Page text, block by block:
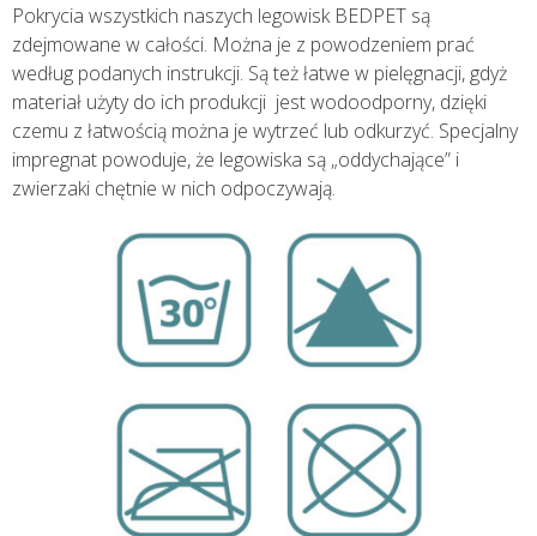
Pokrycia wszystkich naszych legowisk BEDPET są
zdejmowane w całości. Można je z powodzeniem prać
według podanych instrukcji. Są też łatwe w pielęgnacji, gdyż
materiał użyty do ich produkcji jest wodoodporny, dzięki
czemu z łatwością można je wytrzeć lub odkurzyć. Specjalny
impregnat powoduje, że legowiska są „oddychające” i
zwierzaki chętnie w nich odpoczywają.